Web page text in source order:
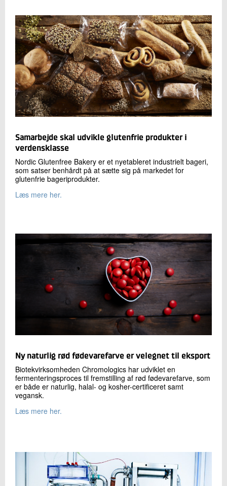
Samarbejde skal udvikle glutenfrie produkter i
verdensklasse
Nordic Glutenfree Bakery er et nyetableret industrielt bageri,
som satser benhårdt på at sætte sig på markedet for
glutenfrie bageriprodukter.
Læs mere her.
Ny naturlig rød fødevarefarve er velegnet til eksport
Biotekvirksomheden Chromologics har udviklet en
fermenteringsproces til fremstilling af rød fødevarefarve, som
er både er naturlig, halal- og kosher-certificeret samt
vegansk.
Læs mere her.